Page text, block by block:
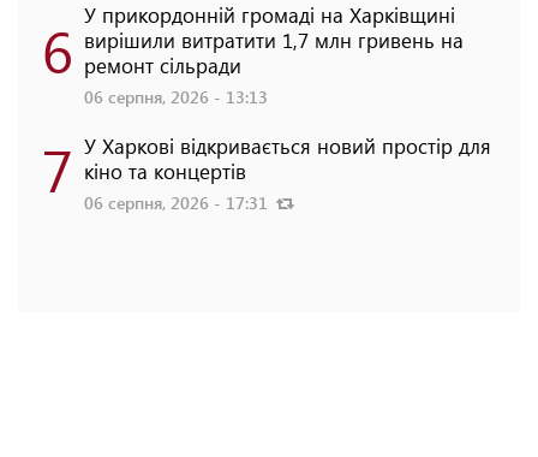
6 У прикордонній громаді на Харківщині
вирішили витратити 1,7 млн гривень на
ремонт сільради
06 серпня, 2026 - 13:13
7 У Харкові відкривається новий простір для
кіно та концертів
06 серпня, 2026 - 17:31